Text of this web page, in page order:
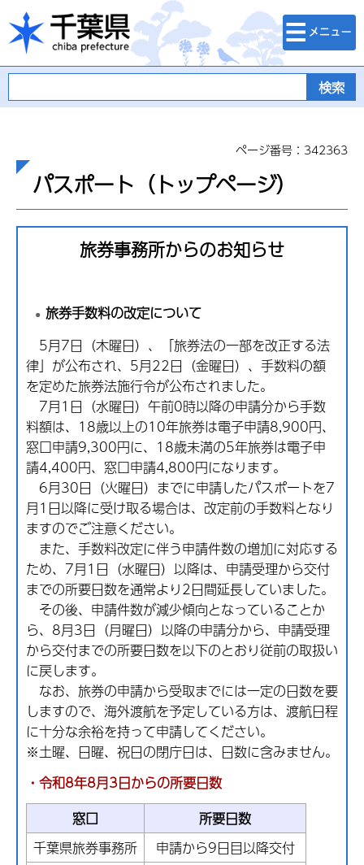
千葉県
検索・メニュ
ー
ページ番号：342363
パスポート（トップページ）
旅券事務所からのお知らせ
旅券手数料の改定について
5月7日（木曜日）、「旅券法の一部を改正する法
律」が公布され、5月22日（金曜日）、手数料の額
を定めた旅券法施行令が公布されました。
7月1日（水曜日）午前0時以降の申請分から手数
料額は、18歳以上の10年旅券は電子申請8,900円、
窓口申請9,300円に、18歳未満の5年旅券は電子申
請4,400円、窓口申請4,800円になります。
6月30日（火曜日）までに申請したパスポートを7
月1日以降に受け取る場合は、改定前の手数料となり
ますのでご注意ください。
また、手数料改定に伴う申請件数の増加に対応する
ため、7月1日（水曜日）以降は、申請受理から交付
までの所要日数を通常より2日間延長していました。
その後、申請件数が減少傾向となっていることか
ら、8月3日（月曜日）以降の申請分から、申請受理
から交付までの所要日数を以下のとおり従前の取扱い
に戻します。
なお、旅券の申請から受取までには一定の日数を要
しますので、海外渡航を予定している方は、渡航日程
に十分な余裕を持って申請してください。
※土曜、日曜、祝日の閉庁日は、日数に含みません。
・令和8年8月3日からの所要日数
窓口
所要日数
千葉県旅券事務所
申請から9日目以降交付